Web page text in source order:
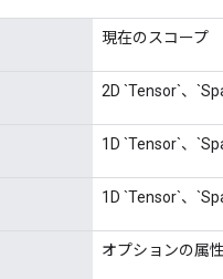
現在のスコープ
2D `Tensor`、
1D `Tensor`、
1D `Tensor`、
オプションの属